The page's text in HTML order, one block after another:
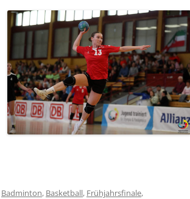
Badminton, Basketball, Frühjahrsfinale,